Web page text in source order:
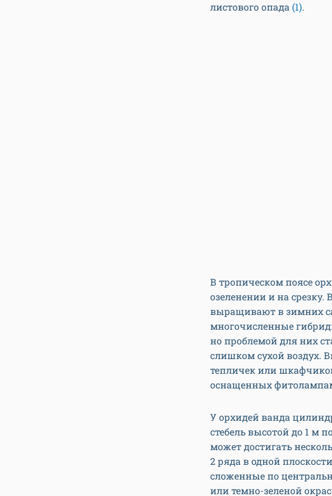
листового опада (1).
В тропическом поясе
озеленении и на
выращивают в зимних
многочисленные
но проблемой для них
слишком сухой воздух.
тепличек или
оснащенных
У орхидей ванда
стебель высотой до 1 м
может достигать
2 ряда в одной
сложенные по
или темно-зеленой